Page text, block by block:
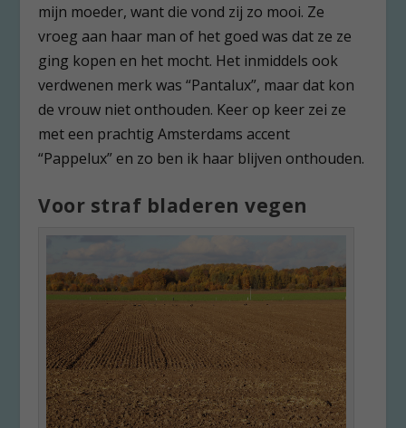
mijn moeder, want die vond zij zo mooi. Ze
vroeg aan haar man of het goed was dat ze ze
ging kopen en het mocht. Het inmiddels ook
verdwenen merk was “Pantalux”, maar dat kon
de vrouw niet onthouden. Keer op keer zei ze
met een prachtig Amsterdams accent
“Pappelux” en zo ben ik haar blijven onthouden.
Voor straf bladeren vegen